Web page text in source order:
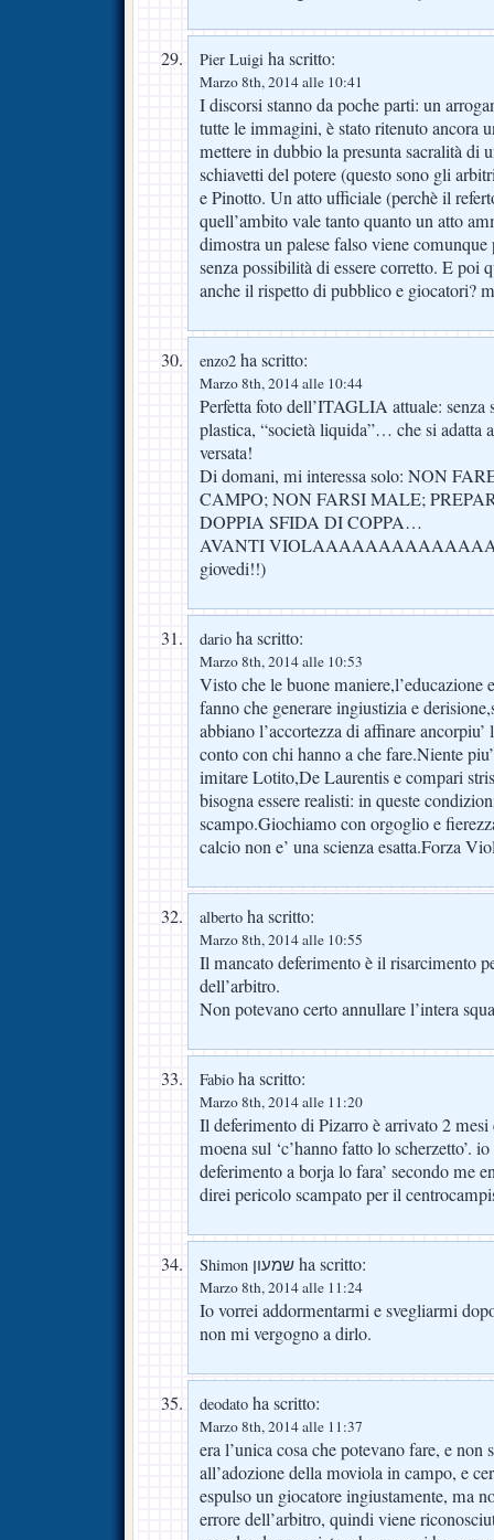
Pier Luigi ha scritto:
Marzo 8th, 2014 alle 10:41
I discorsi stanno da poche parti: un
tutte le immagini, è stato ritenuto ancora
mettere in dubbio la presunta sacralità di
schiavetti del potere (questo sono gli
e Pinotto. Un atto ufficiale (perchè il
quell’ambito vale tanto quanto un atto
dimostra un palese falso viene
senza possibilità di essere corretto. E poi
anche il rispetto di pubblico e giocatori?
enzo2 ha scritto:
Marzo 8th, 2014 alle 10:44
Perfetta foto dell’ITAGLIA attuale: senza
plastica, “società liquida”… che si adatta
versata!
Di domani, mi interessa solo: NON
CAMPO; NON FARSI MALE;
DOPPIA SFIDA DI COPPA…
AVANTI
giovedi!!)
dario ha scritto:
Marzo 8th, 2014 alle 10:53
Visto che le buone maniere,l’educazione
fanno che generare ingiustizia e
abbiano l’accortezza di affinare
conto con chi hanno a che fare.Niente
imitare Lotito,De Laurentis e compari
bisogna essere realisti: in queste
scampo.Giochiamo con orgoglio e
calcio non e’ una scienza esatta.Forza
alberto ha scritto:
Marzo 8th, 2014 alle 10:55
Il mancato deferimento è il risarcimento
dell’arbitro.
Non potevano certo annullare l’intera
Fabio ha scritto:
Marzo 8th, 2014 alle 11:20
Il deferimento di Pizarro è arrivato 2
moena sul ‘c’hanno fatto lo scherzetto’.
deferimento a borja lo fara’ secondo me
direi pericolo scampato per il
Shimon שמעון ha scritto:
Marzo 8th, 2014 alle 11:24
Io vorrei addormentarmi e svegliarmi
non mi vergogno a dirlo.
deodato ha scritto:
Marzo 8th, 2014 alle 11:37
era l’unica cosa che potevano fare, e
all’adozione della moviola in campo, e
espulso un giocatore ingiustamente, ma
errore dell’arbitro, quindi viene